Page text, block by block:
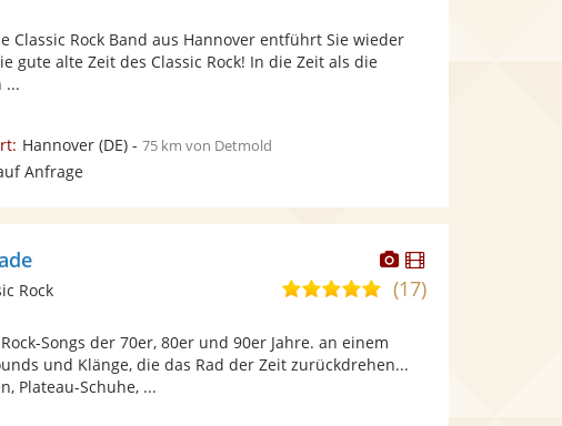
bereit.
5
Classic Rock Band aus Hannover entführt Sie wieder
gute alte Zeit des Classic Rock! In die Zeit als die
...
Hannover(DE)- 75 km von Detmold
Anfrage
Dieser
Künstler
stellt
Dieser
Künstler
5,0
5
Sternen
(17)
Rock
Songs der 70er, 80er und 90er Jahre. an einem
und Klänge, die das Rad der Zeit zurückdrehen...
Plateau-Schuhe, ...